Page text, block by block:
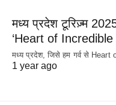
मध्य प्रदेश टूरिज़्म
‘Heart of Incredible
मध्य प्रदेश, जिसे हम गर्व से
1 year ago